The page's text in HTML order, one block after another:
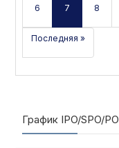
6 7 8
Последняя »
График IPO/SPO/PO